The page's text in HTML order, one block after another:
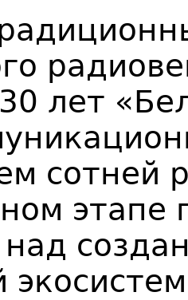
30 лет
сотней
этапе
над